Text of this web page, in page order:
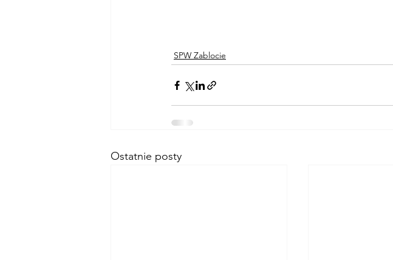
SPW Zablocie
Ostatnie posty